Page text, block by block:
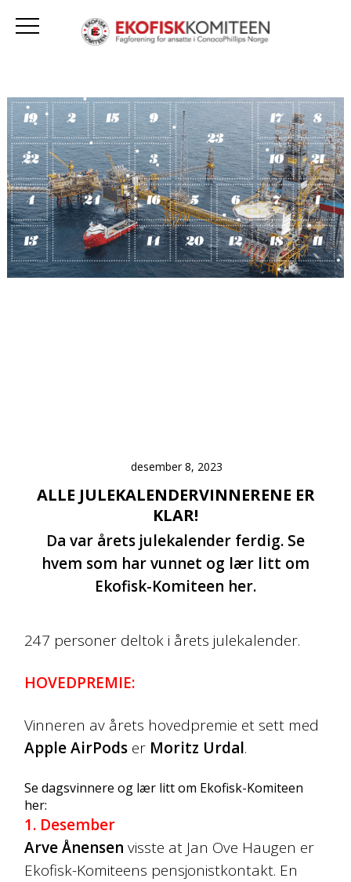
desember 8, 2023
ALLE JULEKALENDERVINNERENE ER
KLAR!
Da var årets julekalender ferdig. Se
hvem som har vunnet og lær litt om
Ekofisk-Komiteen her.
247 personer deltok i årets julekalender.
HOVEDPREMIE:
Vinneren av årets hovedpremie et sett med
Apple AirPods er Moritz Urdal.
Se dagsvinnere og lær litt om Ekofisk-Komiteen
her:
1. Desember
Arve Ånensen visste at Jan Ove Haugen er
Ekofisk-Komiteens pensjonistkontakt. En